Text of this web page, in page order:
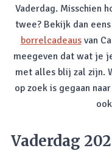
Vaderdag. Misschien
twee? Bekijk dan
borrelcadeausvan
meegeven dat wat je
met alles blij zal zijn.
op zoek is gegaan
Vaderdag